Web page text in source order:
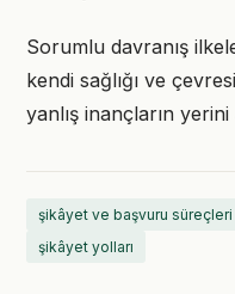
Sorumlu davranış
kendi sağlığı ve
yanlış inançların yerini
şikâyet ve başvuru süreçleri
şikâyet yolları